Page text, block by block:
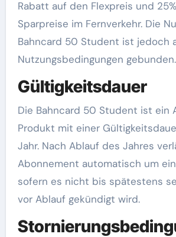
Rabatt auf den Flexpreis und
Sparpreise im Fernverkehr. Die
Bahncard 50 Student ist jedoch
Nutzungsbedingungen gebunden.
Gültigkeitsdauer
Die Bahncard 50 Student ist ein
Produkt mit einer
Jahr. Nach Ablauf des Jahres
Abonnement automatisch um
sofern es nicht bis spätestens
vor Ablauf gekündigt wird.